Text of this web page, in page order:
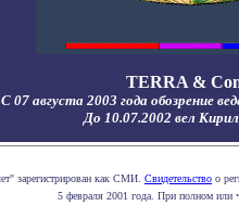
TERRA &
С 07 августа 2003 года обозрение
До 10.07.2002 вел
зарегистрирован как СМИ. Свидетельство о
5 февраля 2001 года. При полном или